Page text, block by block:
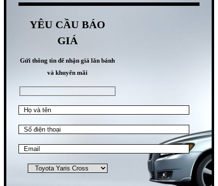
YÊU CẦU BÁO
GIÁ
Gửi thông tin để nhận giá lăn bánh
và khuyến mãi